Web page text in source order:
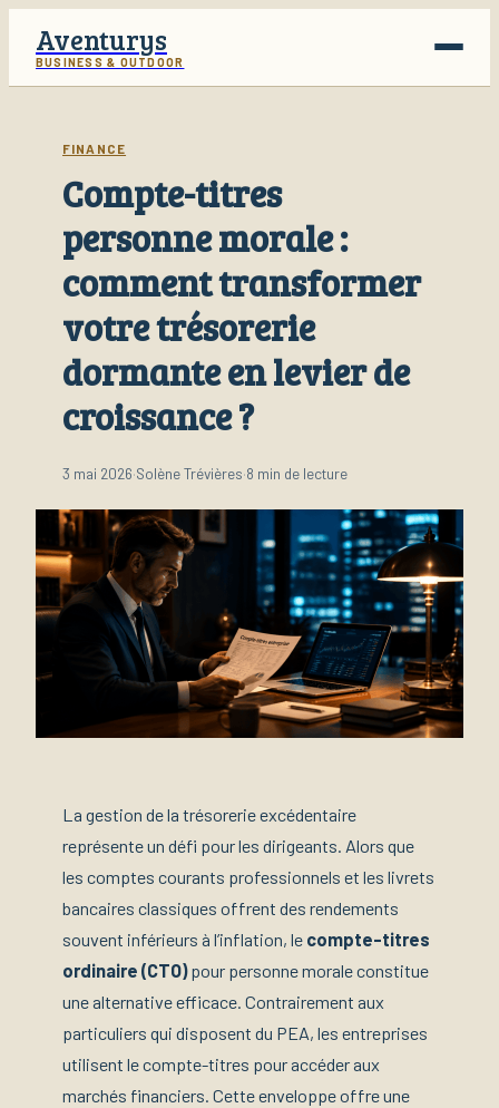
Aventurys
BUSINESS & OUTDOOR
Business
Finance
Lifestyle
FINANCE
Compte-titres
personne morale :
comment transformer
votre trésorerie
dormante en levier de
croissance ?
3 mai 2026·Solène Trévières·8 min de lecture
La gestion de la trésorerie excédentaire
représente un défi pour les dirigeants. Alors que
les comptes courants professionnels et les livrets
bancaires classiques offrent des rendements
souvent inférieurs à l’inflation, le compte-titres
ordinaire (CTO)pour personne morale constitue
une alternative efficace. Contrairement aux
particuliers qui disposent du PEA, les entreprises
utilisent le compte-titres pour accéder aux
marchés financiers. Cette enveloppe offre une